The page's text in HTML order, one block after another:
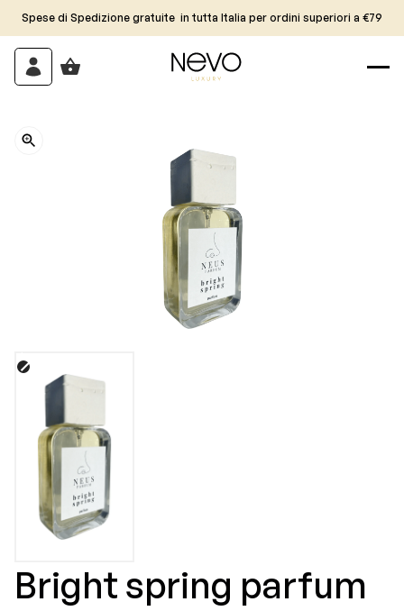
Spese di Spedizione gratuite in tutta Italia per ordini superiori a €79
Bright spring parfum